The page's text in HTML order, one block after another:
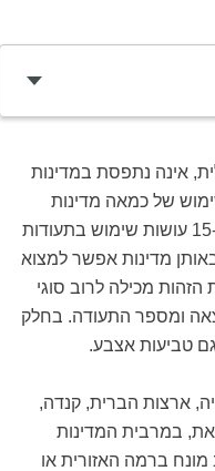
אינה נתפסת במדינות
של כמאה מדינות
ברחבי העולם. במסגרת האיחוד האירופי, 11 מדינות מתוך ה-15 עושות שימוש בתעודות
מדינות אפשר למצוא
מכילה לרוב סוגי
ומספר התעודה. בחלק
טביעות אצבע.
ארצות הברית, קנדה,
זאת, במרבית המדינות
ברמה האזורית או